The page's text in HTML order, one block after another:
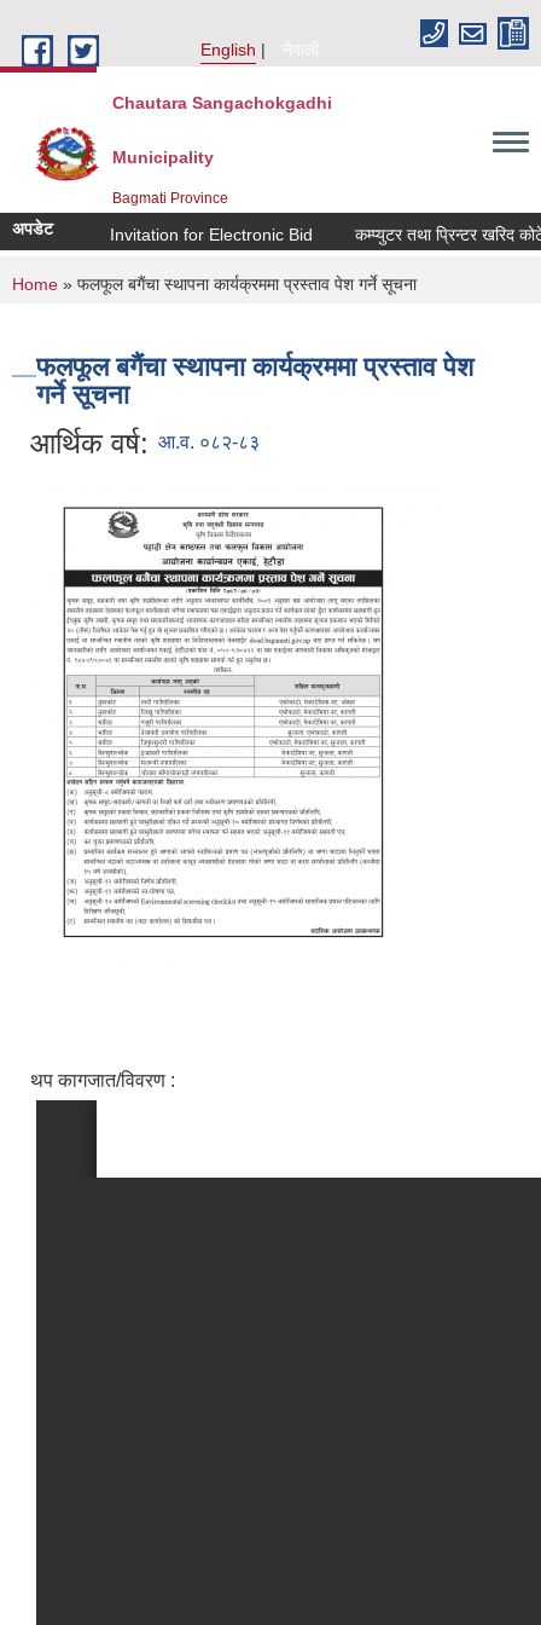
English
नेपाली
Chautara Sangachokgadhi
Municipality
Bagmati Province
अपडेट Invitation for Electronic Bid कम्प्युटर तथा प्रिन्टर खरिद
You are here
Home » फलफूल बगैंचा स्थापना कार्यक्रममा प्रस्ताव पेश गर्ने सूचना
फलफूल बगैंचा स्थापना कार्यक्रममा प्रस्ताव पेश
गर्ने सूचना
आर्थिक वर्ष: आ.व. ०८२-८३
थप कागजात/विवरण :